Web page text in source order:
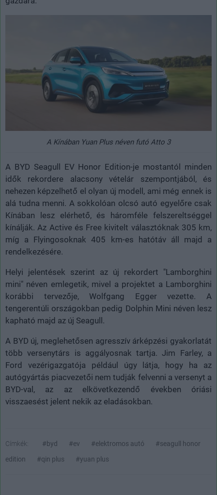
A Kínában Yuan Plus néven futó Atto 3
A BYD Seagull EV Honor Edition-je mostantól minden
idők rekordere alacsony vételár szempontjából, és
nehezen képzelhető el olyan új modell, ami még ennek is
alá tudna menni. A sokkolóan olcsó autó egyelőre csak
Kínában lesz elérhető, és háromféle felszereltséggel
kínálják. Az Active és Free kivitelt választóknak 305 km,
míg a Flyingosoknak 405 km-es hatótáv áll majd a
rendelkezésére.
Helyi jelentések szerint az új rekordert "Lamborghini
mini" néven emlegetik, mivel a projektet a Lamborghini
korábbi tervezője, Wolfgang Egger vezette. A
tengerentúli országokban pedig Dolphin Mini néven lesz
kapható majd az új Seagull.
A BYD új, meglehetősen agresszív árképzési gyakorlatát
több versenytárs is aggályosnak tartja. Jim Farley, a
Ford vezérigazgatója például úgy látja, hogy ha az
autógyártás piacvezetői nem tudják felvenni a versenyt a
BYD-val, az az elkövetkezendő években óriási
visszaesést jelent nekik az eladásokban.
Címkék: #byd #ev #elektromos autó
#seagull honor
edition
#qin plus #yuan plus